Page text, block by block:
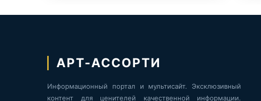
АРТ-АССОРТИ
Информационный портал и мультисайт. Эксклюзивный
контент для ценителей качественной информации.